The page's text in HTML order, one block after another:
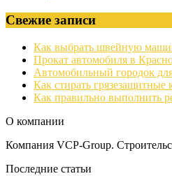
Свежие записи
Как выбрать швейную
Прокат автомобиля в
Автомобильный городок
Как стирать
Как правильно выполнить
О компании
Компания VCP-Group.
Последние статьи